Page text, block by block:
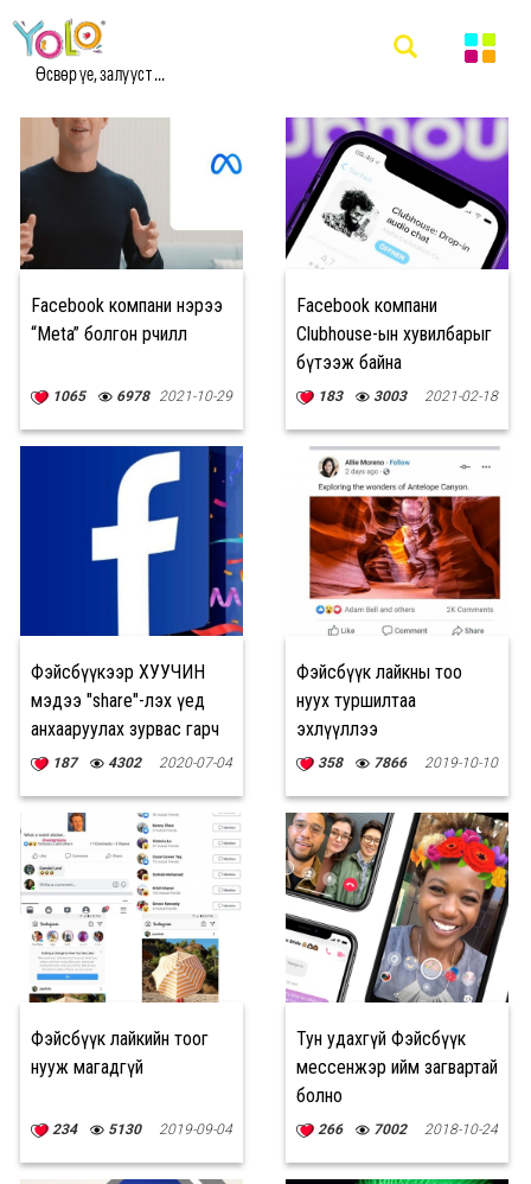
Өсвөр үе, залууст ...
#FACEBOOK МЭДЭЭ
Facebook компани нэрээ
“Meta” болгон өөрчиллөө
1065 6978 2021-10-29
Facebook компани
Clubhouse-ын хувилбарыг
бүтээж байна
183 3003 2021-02-18
Фэйсбүүкээр ХУУЧИН
мэдээ "share"-лэх үед
анхааруулах зурвас гарч
ирдэг болно
187 4302 2020-07-04
Фэйсбүүк лайкны тоо
нуух туршилтаа
эхлүүллээ
358 7866 2019-10-10
Фэйсбүүк лайкийн тоог
нууж магадгүй
234 5130 2019-09-04
Тун удахгүй Фэйсбүүк
мессенжэр ийм загвартай
болно
266 7002 2018-10-24